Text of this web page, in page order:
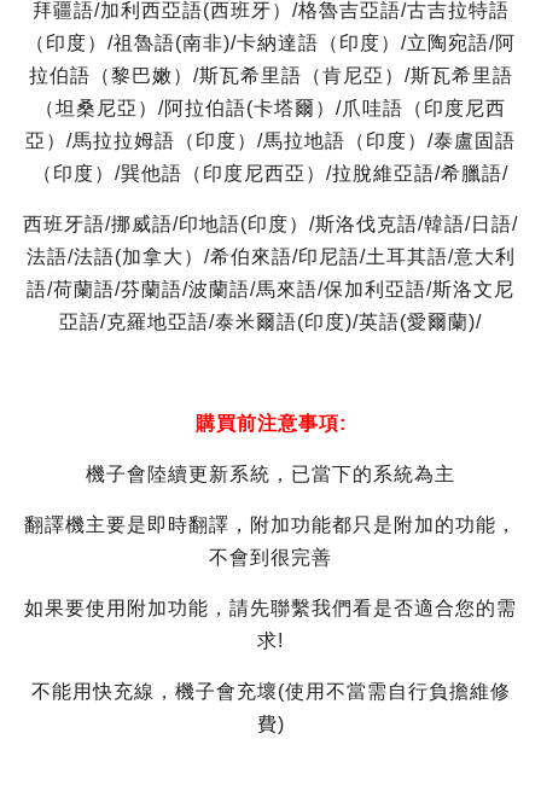
拜疆語/加利西亞語(西班牙）/格魯吉亞語/古吉拉特語
（印度）/祖魯語(南非)/卡納達語（印度）/立陶宛語/阿
拉伯語（黎巴嫩）/斯瓦希里語（肯尼亞）/斯瓦希里語
（坦桑尼亞）/阿拉伯語(卡塔爾）/爪哇語（印度尼西
亞）/馬拉拉姆語（印度）/馬拉地語（印度）/泰盧固語
（印度）/巽他語（印度尼西亞）/拉脫維亞語/希臘語/
西班牙語/挪威語/印地語(印度）/斯洛伐克語/韓語/日語/
法語/法語(加拿大）/希伯來語/印尼語/土耳其語/意大利
語/荷蘭語/芬蘭語/波蘭語/馬來語/保加利亞語/斯洛文尼
亞語/克羅地亞語/泰米爾語(印度)/英語(愛爾蘭)/
購買前注意事項:
機子會陸續更新系統，已當下的系統為主
翻譯機主要是即時翻譯，附加功能都只是附加的功能，
不會到很完善
如果要使用附加功能，請先聯繫我們看是否適合您的需
求!
不能用快充線，機子會充壞(使用不當需自行負擔維修
費)